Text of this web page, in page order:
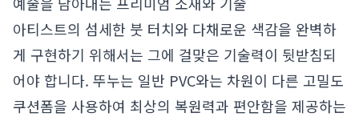
아티스트의 섬세한 붓 터치와 다채로운 색감을 완벽하
게 구현하기 위해서는 그에 걸맞은 기술력이 뒷받침되
어야 합니다. 뚜누는 일반 PVC와는 차원이 다른 고밀도
쿠션폼을 사용하여 최상의 복원력과 편안함을 제공하는